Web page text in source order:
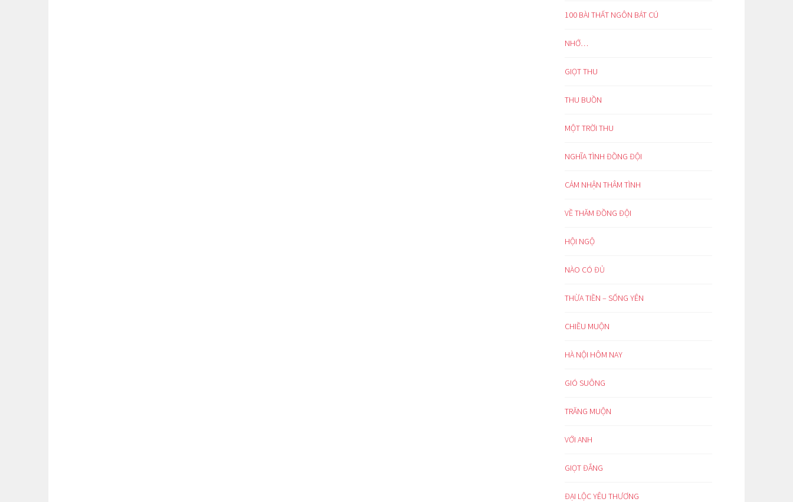
100 BÀI THẤT NGÔN BÁT CÚ
NHỚ…
GIỌT THU
THU BUỒN
MỘT TRỜI THU
NGHĨA TÌNH ĐỒNG ĐỘI
CẢM NHẬN THÂM TÌNH
VỀ THĂM ĐỒNG ĐỘI
HỘI NGỘ
NÀO CÓ ĐỦ
THỪA TIỀN – SỐNG YÊN
CHIỀU MUỘN
HÀ NỘI HÔM NAY
GIÓ SUÔNG
TRĂNG MUỘN
VỚI ANH
GIỌT ĐẮNG
ĐẠI LỘC YÊU THƯƠNG